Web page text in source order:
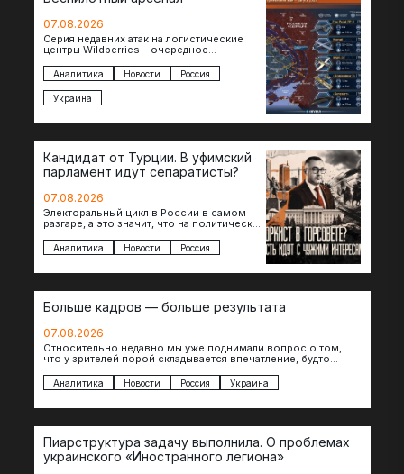
07.08.2026
Серия недавних атак на логистические
центры Wildberries – очередное
российского тыла. И суть здесь даже не…
Аналитика Новости Россия
Украина
Кандидат от Турции. В уфимский
парламент идут сепаратисты?
07.08.2026
Электоральный цикл в России в самом
разгаре, а это значит, что на политическое
сомнительной репутацией….
Аналитика Новости Россия
Больше кадров — больше результата
07.08.2026
Относительно недавно мы уже поднимали вопрос о том,
что у зрителей порой складывается впечатление, будто
Аналитика Новости Россия Украина
Пиарструктура задачу выполнила. О проблемах
украинского «Иностранного легиона»